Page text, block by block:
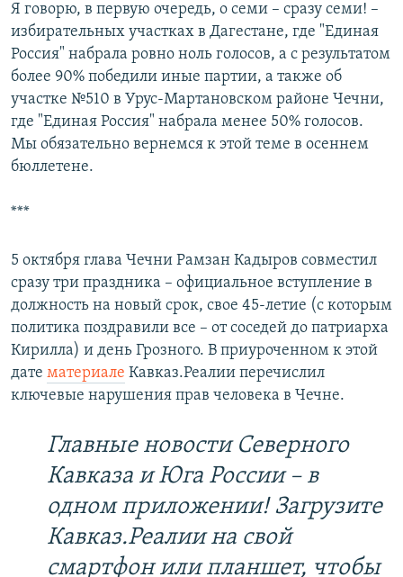
Я говорю, в первую очередь, о семи – сразу семи! –
избирательных участках в Дагестане, где "Единая
Россия" набрала ровно ноль голосов, а с результатом
более 90% победили иные партии, а также об
участке №510 в Урус-Мартановском районе Чечни,
где "Единая Россия" набрала менее 50% голосов.
Мы обязательно вернемся к этой теме в осеннем
бюллетене.
***
5 октября глава Чечни Рамзан Кадыров совместил
сразу три праздника – официальное вступление в
должность на новый срок, свое 45-летие (с которым
политика поздравили все – от соседей до патриарха
Кирилла) и день Грозного. В приуроченном к этой
дате материале Кавказ.Реалии перечислил
ключевые нарушения прав человека в Чечне.
Главные новости Северного
Кавказа и Юга России – в
одном приложении! Загрузите
Кавказ.Реалии на свой
смартфон или планшет, чтобы